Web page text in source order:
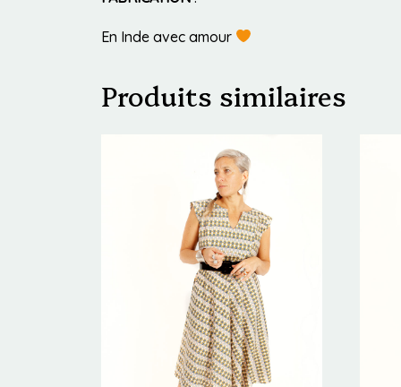
En Inde avec amour
Produits similaires